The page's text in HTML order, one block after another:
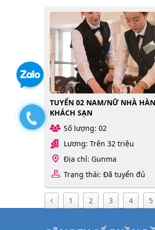
TUYỂN 02 NAM/NỮ NHÀ
KHÁCH SẠN
Số lượng: 02
Lương: Trên 32 triệu
Địa chỉ: Gunma
Trạng thái: Đã tuyển đủ
1 2 3 4 5